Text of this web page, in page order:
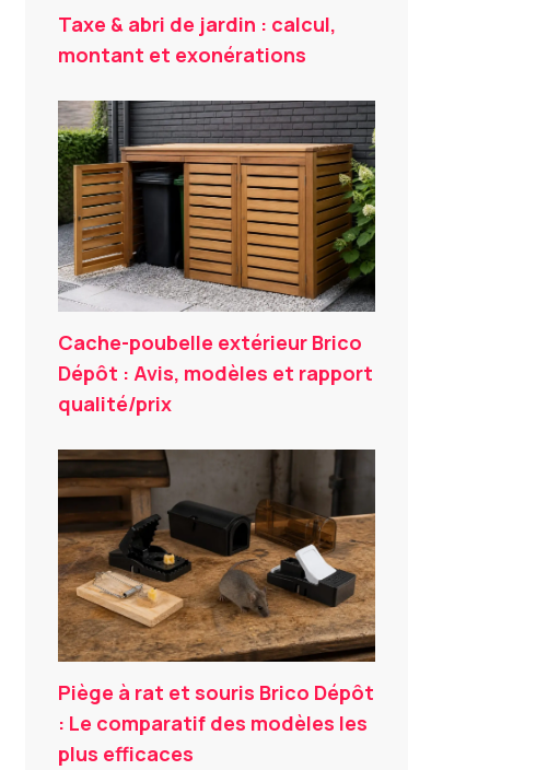
Taxe & abri de jardin : calcul,
montant et exonérations
Cache-poubelle extérieur Brico
Dépôt : Avis, modèles et rapport
qualité/prix
Piège à rat et souris Brico Dépôt
: Le comparatif des modèles les
plus efficaces